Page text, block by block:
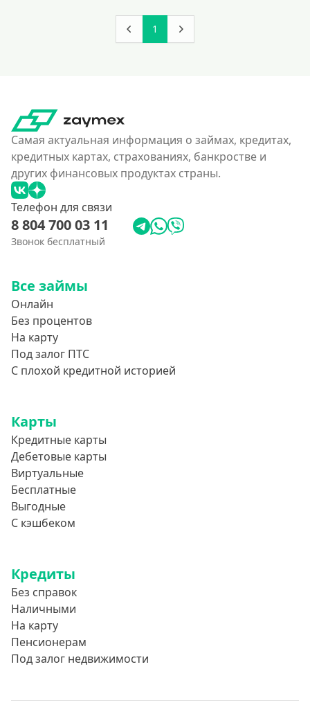
1
Самая актуальная информация о займах, кредитах,
кредитных картах, страхованиях, банкростве и
других финансовых продуктах страны.
Телефон для связи
8 804 700 03 11
Звонок бесплатный
Все займы
Онлайн
Без процентов
На карту
Под залог ПТС
С плохой кредитной историей
Карты
Кредитные карты
Дебетовые карты
Виртуальные
Бесплатные
Выгодные
С кэшбеком
Кредиты
Без справок
Наличными
На карту
Пенсионерам
Под залог недвижимости